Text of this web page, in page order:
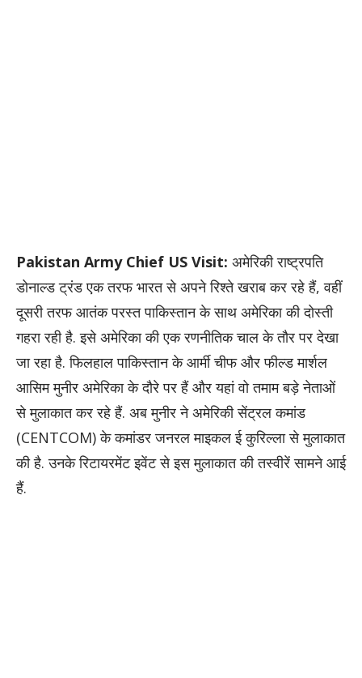
Pakistan Army Chief US Visit: अमेरिकी राष्ट्रपति
डोनाल्ड ट्रंड एक तरफ भारत से अपने रिश्ते खराब कर रहे हैं, वहीं
दूसरी तरफ आतंक परस्त पाकिस्तान के साथ अमेरिका की दोस्ती
गहरा रही है. इसे अमेरिका की एक रणनीतिक चाल के तौर पर देखा
जा रहा है. फिलहाल पाकिस्तान के आर्मी चीफ और फील्ड मार्शल
आसिम मुनीर अमेरिका के दौरे पर हैं और यहां वो तमाम बड़े नेताओं
से मुलाकात कर रहे हैं. अब मुनीर ने अमेरिकी सेंट्रल कमांड
(CENTCOM) के कमांडर जनरल माइकल ई कुरिल्ला से मुलाकात
की है. उनके रिटायरमेंट इवेंट से इस मुलाकात की तस्वीरें सामने आई
हैं.